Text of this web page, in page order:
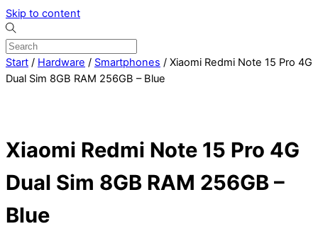
Skip to content
Start / Hardware / Smartphones / Xiaomi Redmi Note 15 Pro 4G
Dual Sim 8GB RAM 256GB – Blue
Xiaomi Redmi Note 15 Pro 4G
Dual Sim 8GB RAM 256GB –
Blue